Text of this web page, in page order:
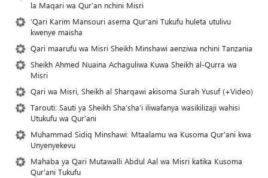
la Maqari wa Qur’an nchini Misri
‘Qari Karim Mansouri asema Qur'ani Tukufu huleta utulivu
kwenye maisha
Qari maarufu wa Misri Sheikh Minshawi aenziwa nchini Tanzania
Sheikh Ahmed Nuaina Achaguliwa Kuwa Sheikh al-Qurra wa
Misri
Qari wa Misri, Sheikh al Sharqawi akisoma Surah Yusuf (+Video)
Tarouti: Sauti ya Sheikh Sha’sha’i iliwafanya wasikilizaji wahisi
Utukufu wa Qur’ani
Muhammad Sidiq Minshawi: Mtaalamu wa Kusoma Qur'ani kwa
Unyenyekevu
Mahaba ya Qari Mutawalli Abdul Aal wa Misri katika Kusoma
Qur'ani Tukufu